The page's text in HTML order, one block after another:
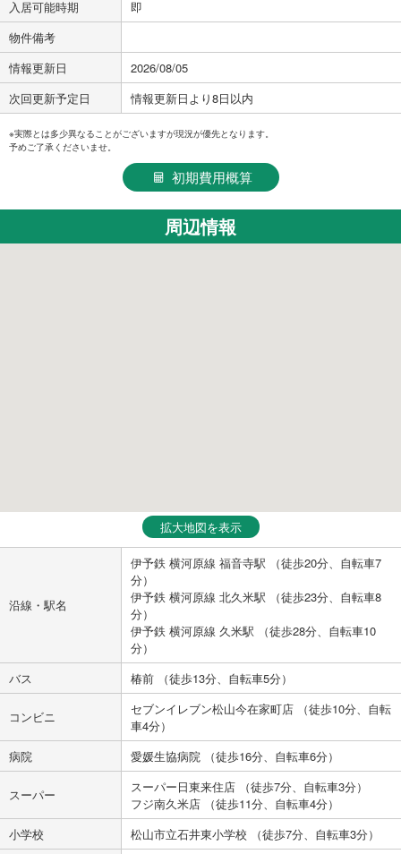
入居可能時期
即
物件備考
情報更新日
2026/08/05
次回更新予定日
情報更新日より8日以内
※実際とは多少異なることがございますが現況が優先となります。
予めご了承くださいませ。
初期費用概算
周辺情報
拡大地図を表示
沿線・駅名
伊予鉄 横河原線 福音寺駅 （徒歩20分、自転車7
分）
伊予鉄 横河原線 北久米駅 （徒歩23分、自転車8
分）
伊予鉄 横河原線 久米駅 （徒歩28分、自転車10
分）
バス
椿前 （徒歩13分、自転車5分）
コンビニ
セブンイレブン松山今在家町店 （徒歩10分、自転
車4分）
病院
愛媛生協病院 （徒歩16分、自転車6分）
スーパー
スーパー日東来住店 （徒歩7分、自転車3分）
フジ南久米店 （徒歩11分、自転車4分）
小学校
松山市立石井東小学校 （徒歩7分、自転車3分）